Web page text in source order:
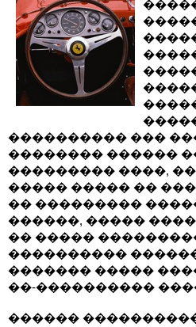
���������� ���
�������� ������
��������� ����,
����� ����� ��
�� ���������
������, �����
�� �����
����������
������� �����
��-����������
������